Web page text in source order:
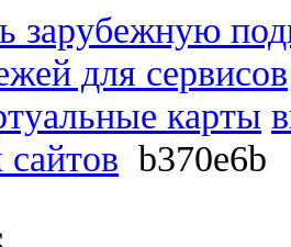
зарубежную
для сервисов
карты
b370e6b